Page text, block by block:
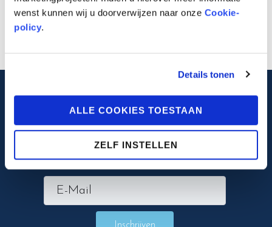
wenst kunnen wij u doorverwijzen naar onze Cookie-
policy.
Details tonen
ALLE COOKIES TOESTAAN
ZELF INSTELLEN
NEXT
De Lauwert Gazet 1
Blijf op de hoogte
Inschrijven